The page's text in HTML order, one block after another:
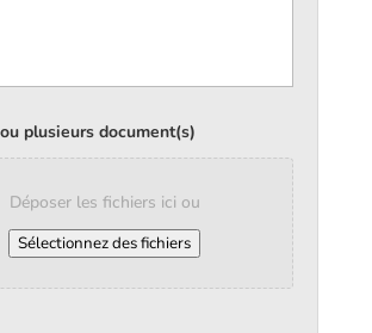
plusieurs document(s)
Déposer les fichiers ici ou
Sélectionnez des fichiers